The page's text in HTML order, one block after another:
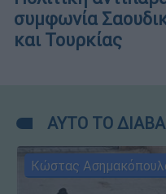
συμφωνία
και Τουρκίας
ΑΥΤΟ ΤΟ
Κώστας